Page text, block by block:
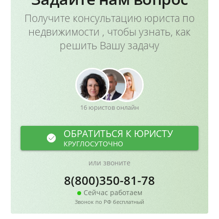
Получите консультацию юриста по
недвижимости , чтобы узнать, как
решить Вашу задачу
16 юристов онлайн
ОБРАТИТЬСЯ К ЮРИСТУ
КРУГЛОСУТОЧНО
или звоните
8(800)350-81-78
Сейчас работаем
Звонок по РФ бесплатный